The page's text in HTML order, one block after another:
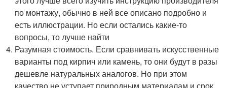
по монтажу, обычно в ней все описано подробно и
есть иллюстрации. Но если остались какие-то
вопросы, то лучше найти
Разумная стоимость. Если сравнивать искусственные
варианты под кирпич или камень, то они будут в разы
дешевле натуральных аналогов. Но при этом